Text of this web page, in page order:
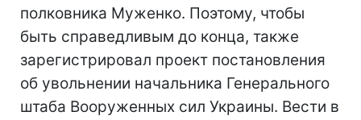
полковника Муженко. Поэтому, чтобы
быть справедливым до конца, также
зарегистрировал проект постановления
об увольнении начальника Генерального
штаба Вооруженных сил Украины. Вести в